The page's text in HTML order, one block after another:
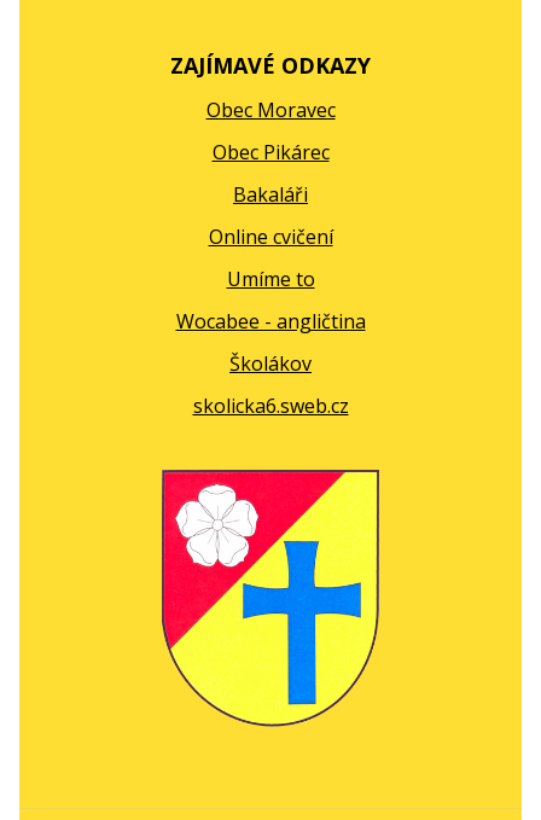
ZAJÍMAVÉ ODKAZY
Obec Moravec
Obec Pikárec
Bakaláři
Online cvičení
Umíme to
Wocabee - angličtina
Školákov
skolicka6.sweb.cz